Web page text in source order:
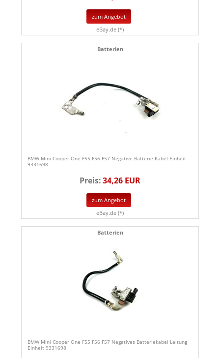
zum Angebot
eBay.de (*)
Batterien
BMW Mini Cooper One F55 F56 F57 Negative Batterie Kabel Einheit
9331698
Preis:34,26 EUR
zum Angebot
eBay.de (*)
Batterien
BMW Mini Cooper One F55 F56 F57 Negatives Batteriekabel Leitung
Einheit 9331698